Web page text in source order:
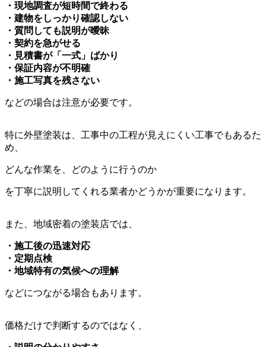
・現地調査が短時間で終わる
・建物をしっかり確認しない
・質問しても説明が曖昧
・契約を急がせる
・見積書が「一式」ばかり
・保証内容が不明確
・施工写真を残さない
などの場合は注意が必要です。
特に外壁塗装は、工事中の工程が見えにくい工事でもあるた
め、
どんな作業を、どのように行うのか
を丁寧に説明してくれる業者かどうかが重要になります。
また、地域密着の塗装店では、
・施工後の迅速対応
・定期点検
・地域特有の気候への理解
などにつながる場合もあります。
価格だけで判断するのではなく、